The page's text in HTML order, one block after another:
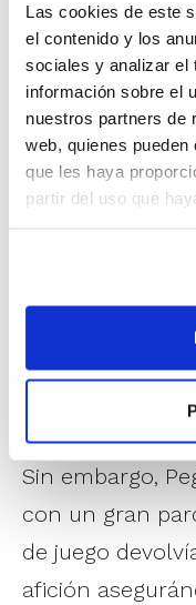
Las cookies de este
el contenido y los
sociales y analizar el
información sobre el
nuestros partners de
web, quienes
que les haya
partir del uso que
En un partido
jugadores del
La Vila por 88-
ventaja en la
jugadores de
muy difícil nada
periodo,
Sin embargo,
con un gran
de juego
afición